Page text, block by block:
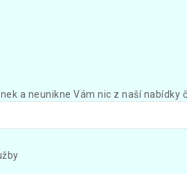
a neunikne Vám nic z naší nabídky